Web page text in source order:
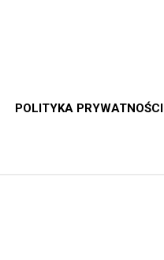
POLITYKA PRYWATNOŚCI